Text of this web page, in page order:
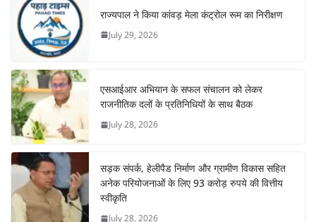
राज्यपाल ने किया कांवड़ मेला कंट्रोल रूम का निरीक्षण
July 29, 2026
एसआईआर अभियान के सफल संचालन को लेकर
राजनीतिक दलों के प्रतिनिधियों के साथ बैठक
July 28, 2026
सड़क संपर्क, हेलीपैड निर्माण और ग्रामीण विकास सहित
अनेक परियोजनाओं के लिए 93 करोड़ रुपये की वित्तीय
स्वीकृति
July 28, 2026